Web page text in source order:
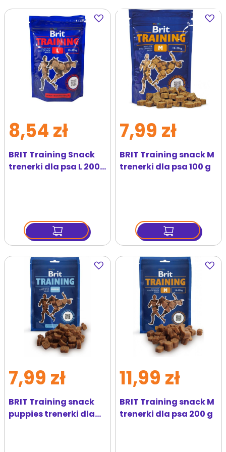
Dodaj
do
ulubionych
BRIT Training Snack
trenerki dla psa L 200
8,54 zł
Dodaj
do
BRIT Training snack M
trenerki dla psa 100 g
7,99 zł
Dodaj
do
BRIT Training snack
puppies trenerki dla
7,99 zł
Dodaj
do
BRIT Training snack M
trenerki dla psa 200 g
11,99 zł